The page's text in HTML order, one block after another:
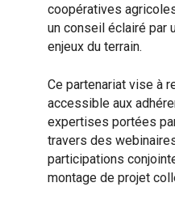
coopératives
un conseil éclairé par
enjeux du terrain.
Ce partenariat vise à
accessible aux
expertises portées
travers des
participations
montage de projet